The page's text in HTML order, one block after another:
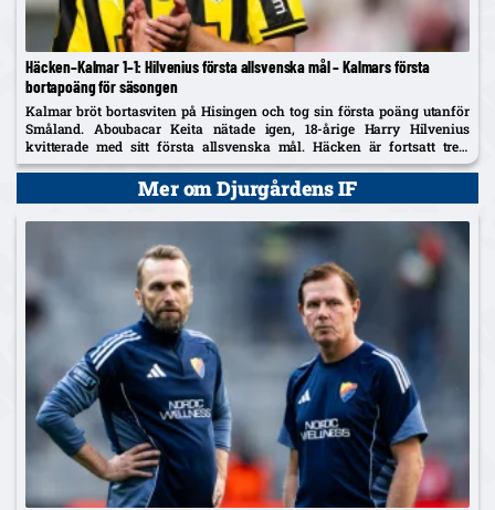
Häcken–Kalmar 1–1: Hilvenius första allsvenska mål – Kalmars första
bortapoäng för säsongen
Kalmar bröt bortasviten på Hisingen och tog sin första poäng utanför
Småland. Aboubacar Keita nätade igen, 18-årige Harry Hilvenius
kvitterade med sitt första allsvenska mål. Häcken är fortsatt trea,
Kalmar kliver upp på tionde plats.
Mer om Djurgårdens IF